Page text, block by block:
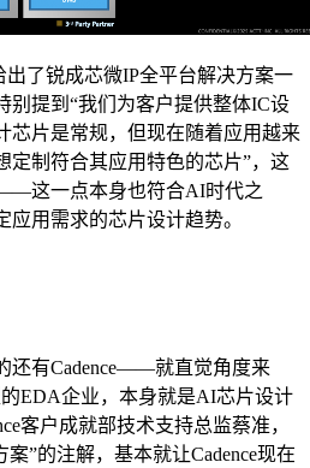
出了锐成芯微IP全平台解决方案一
别提到“我们为客户提供整体IC设
片是常规，但现在随着应用越来
定制符合其应用特色的芯片”，这
这一点本身也符合AI时代之
用需求的芯片设计趋势。
还有Cadence——就直觉角度来
的EDA企业，本身就是AI芯片设计
客户成就部技术支持总监蔡准，
案”的注解，基本就让Cadence现在